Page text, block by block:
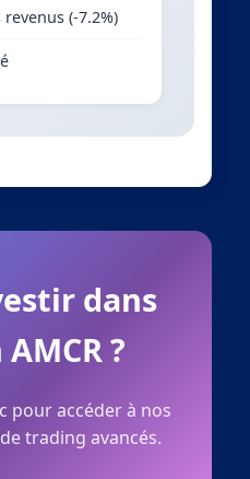
(-7.2%)
dans
?
pour accéder à nos
trading avancés.